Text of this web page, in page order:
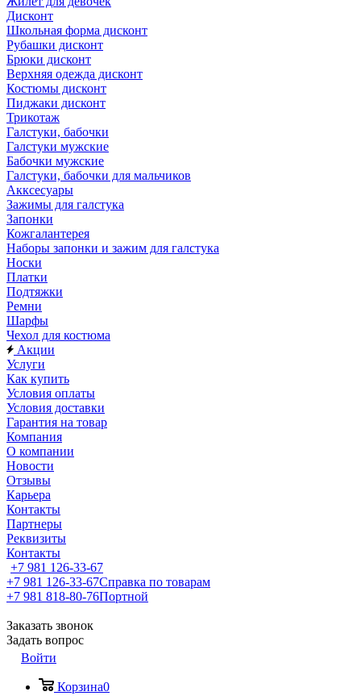
Дисконт
Школьная форма дисконт
Рубашки дисконт
Брюки дисконт
Верхняя одежда дисконт
Костюмы дисконт
Пиджаки дисконт
Трикотаж
Галстуки, бабочки
Галстуки мужские
Бабочки мужские
Галстуки, бабочки для мальчиков
Акксесуары
Зажимы для галстука
Запонки
Кожгалантерея
Наборы запонки и зажим для галстука
Носки
Платки
Подтяжки
Ремни
Шарфы
Чехол для костюма
Акции
Услуги
Как купить
Условия оплаты
Условия доставки
Гарантия на товар
Компания
О компании
Новости
Отзывы
Карьера
Контакты
Партнеры
Реквизиты
Контакты
+7 981 126-33-67
+7 981 126-33-67Справка по товарам
+7 981 818-80-76Портной
Заказать звонок
Задать вопрос
Войти
Корзина0